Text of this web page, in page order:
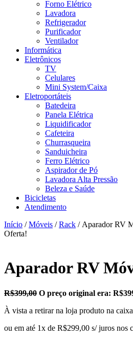
Forno Elétrico
Lavadora
Refrigerador
Purificador
Ventilador
Informática
Eletrônicos
TV
Celulares
Mini System/Caixa
Eletroportáteis
Batedeira
Panela Elétrica
Liquidificador
Cafeteira
Churrasqueira
Sanduicheira
Ferro Elétrico
Aspirador de Pó
Lavadora Alta Pressão
Beleza e Saúde
Bicicletas
Atendimento
Início /Móveis /Rack / Aparador RV
Oferta!
Aparador RV
R$399,00 O preço original era:
À vista a retirar na loja produto na
ou em até 1x de R$299,00 s/ juros nos